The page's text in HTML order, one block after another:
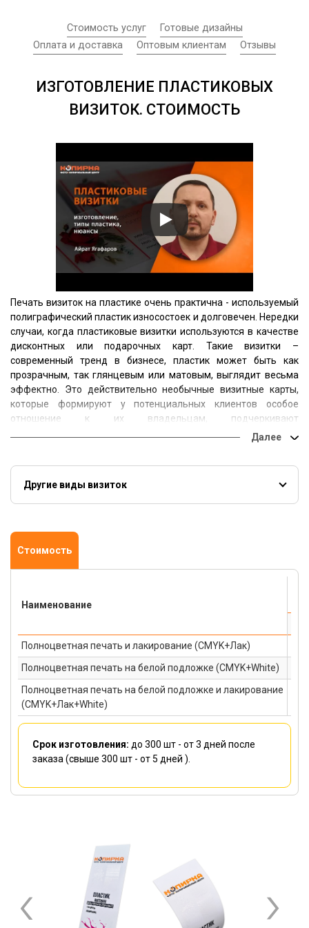
Стоимость услуг
Готовые дизайны
Оплата и доставка
Оптовым клиентам Отзывы
ИЗГОТОВЛЕНИЕ ПЛАСТИКОВЫХ
ВИЗИТОК. СТОИМОСТЬ
Печать визиток на пластике очень практична - используемый
полиграфический пластик износостоек и долговечен. Нередки
случаи, когда пластиковые визитки используются в качестве
дисконтных или подарочных карт. Такие визитки –
современный тренд в бизнесе, пластик может быть как
прозрачным, так глянцевым или матовым, выглядит весьма
эффектно. Это действительно необычные визитные карты,
которые формируют у потенциальных клиентов особое
отношение к их владельцам, подчеркивают
пластика, в том числе и прозрачного. В качестве
дополнительной обработки вы можете воспользоваться
выборочным УФ лакированием.
Другие виды визиток
Стоимость
Наименование
Полноцветная печать и лакирование (CMYK+Лак)
Полноцветная печать на белой подложке (CMYK+White)
Полноцветная печать на белой подложке и лакирование
(CMYK+Лак+White)
Срок изготовления: до 300 шт - от 3 дней после
заказа (свыше 300 шт - от 5 дней ).
Previous Next